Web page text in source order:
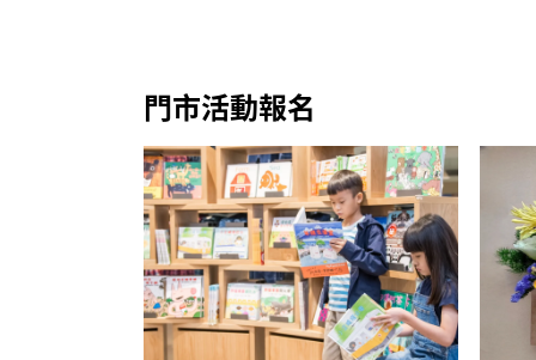
門市活動報名